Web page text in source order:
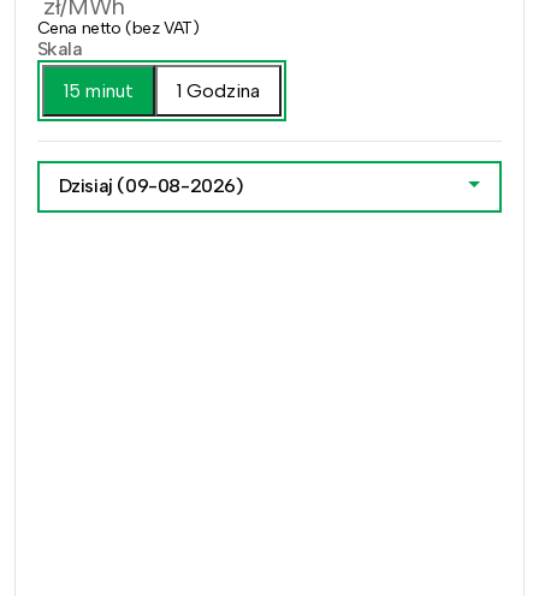
zł/MWh
Cena netto (bez VAT)
Skala
15 minut
1 Godzina
Dzisiaj (09-08-2026)